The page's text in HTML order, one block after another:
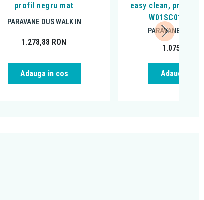
profil negru mat
PARAVANE DUS WALK IN
1.278,88 RON
Adauga in cos
easy clean, profil
W01SC01BG-
PARAVANE DUS
1.075,00
Adauga in